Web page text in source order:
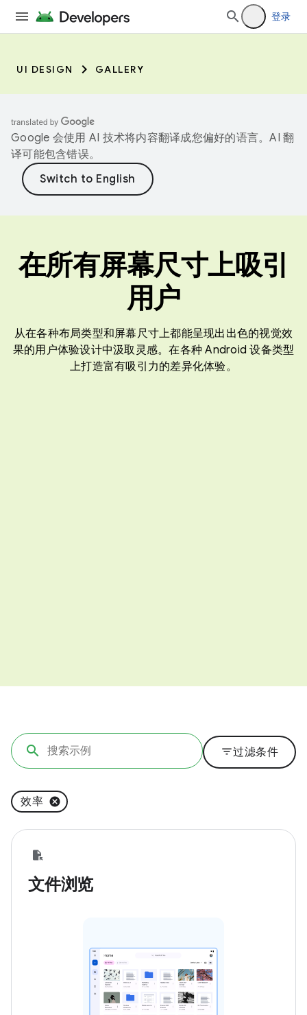
登录
UI DESIGN GALLERY
Google 会使用 AI 技术将内容翻译成您偏好的语言。AI 翻
译可能包含错误。
在所有屏幕尺寸上吸引
用户
从在各种布局类型和屏幕尺寸上都能呈现出出色的视觉效
果的用户体验设计中汲取灵感。在各种 Android 设备类型
上打造富有吸引力的差异化体验。
filter_list过滤条件
效率
文件浏览